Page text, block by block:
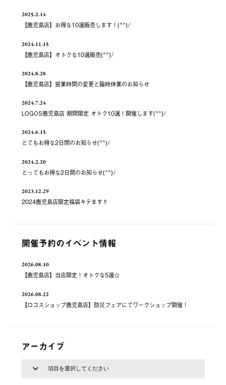
2025.2.14
【鹿児島店】お得な10選販売します！(^^)/
2024.11.15
【鹿児島店】オトクな10選販売(^^)/
2024.8.28
【鹿児島店】営業時間の変更と臨時休業のお知らせ
2024.7.24
LOGOS鹿児島店 期間限定 オトク10選！開催します(^^)/
2024.6.15
とてもお得な2日間のお知らせ(^^)/
2024.2.20
とってもお得な2日間のお知らせ(^^)/
2023.12.29
2024鹿児島店限定福袋キテます‼️
開催予約のイベント情報
2026.08.10
【鹿児島店】当店限定！オトクな5選☆
2026.08.22
【ロゴスショップ鹿児島店】防災フェアにてワークショップ開催！
アーカイブ